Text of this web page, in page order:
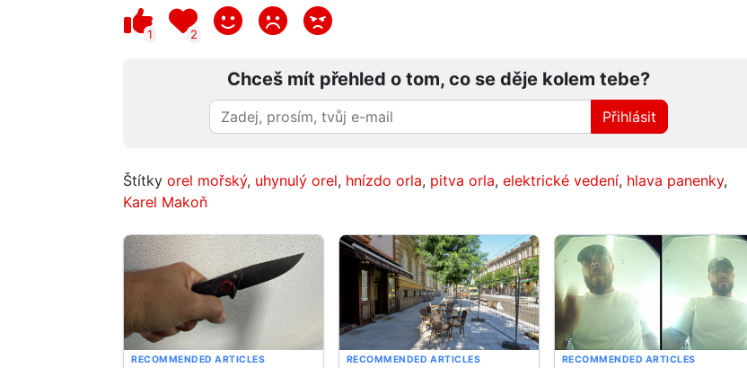
1 2
Chceš mít přehled o tom, co se děje kolem tebe?
Přihlásit
Štítky orel mořský, uhynulý orel, hnízdo orla, pitva orla, elektrické vedení, hlava panenky,
Karel Makoň